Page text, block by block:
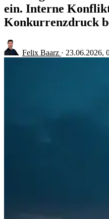
ein. Interne
Konkurrenzdruck
Felix Baarz · 23.06.2026,